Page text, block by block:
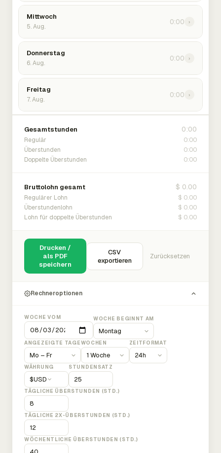
Mittwoch
5. Aug.
0:00 ›
Donnerstag
6. Aug.
0:00 ›
Freitag
7. Aug.
0:00 ›
Gesamtstunden 0:00
Regulär 0:00
Überstunden 0:00
Doppelte Überstunden 0:00
Bruttolohn gesamt $ 0.00
Regulärer Lohn $ 0.00
Überstundenlohn $ 0.00
Lohn für doppelte Überstunden $ 0.00
Drucken /
als PDF
speichern
CSV
exportieren
Zurücksetzen
Rechneroptionen
WOCHE VOM WOCHE BEGINNT AM
ANGEZEIGTE TAGEWOCHEN ZEITFORMAT
WÄHRUNG
$USD
STUNDENSATZ
TÄGLICHE ÜBERSTUNDEN (STD.)
TÄGLICHE 2X-ÜBERSTUNDEN (STD.)
WÖCHENTLICHE ÜBERSTUNDEN (STD.)